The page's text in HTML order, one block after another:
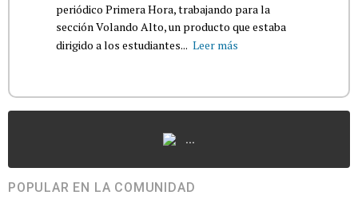
periódico Primera Hora, trabajando para la
sección Volando Alto, un producto que estaba
dirigido a los estudiantes... Leer más
...
POPULAR EN LA COMUNIDAD